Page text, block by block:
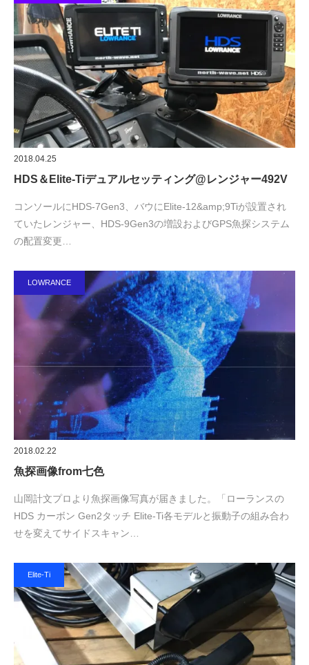
2018.04.25
HDS＆Elite-Tiデュアルセッティング@レンジャー492V
コンソールにHDS-7Gen3、バウにElite-12&amp;9Tiが設置され
ていたレンジャー、HDS-9Gen3の増設およびGPS魚探システム
の配置変更…
LOWRANCE
2018.02.22
魚探画像from七色
山岡計文プロより魚探画像写真が届きました。「ローランスの
HDS カーボン Gen2タッチ Elite-Ti各モデルと振動子の組み合わ
せを変えてサイドスキャン…
Elite-Ti